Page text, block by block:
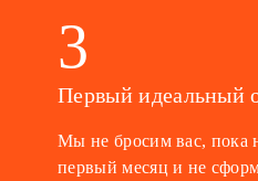
3
Первый идеальный
Мы не бросим вас, пока
первый месяц и не